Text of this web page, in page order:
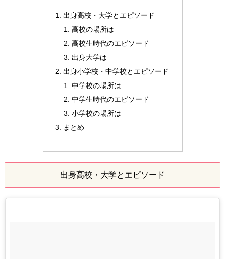
出身高校・大学とエピソード
高校の場所は
高校生時代のエピソード
出身大学は
出身小学校・中学校とエピソード
中学校の場所は
中学生時代のエピソード
小学校の場所は
まとめ
出身高校・大学とエピソード